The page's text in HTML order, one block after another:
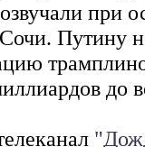
при
Путину
до